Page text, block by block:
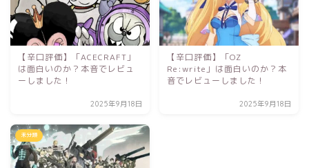
【辛口評価】「ACECRAFT」
は面白いのか？本音でレビュ
ーしました！
2025年9月18日
【辛口評価】「OZ
Re:write」は面白いのか？本
音でレビューしました！
2025年9月18日
未分類